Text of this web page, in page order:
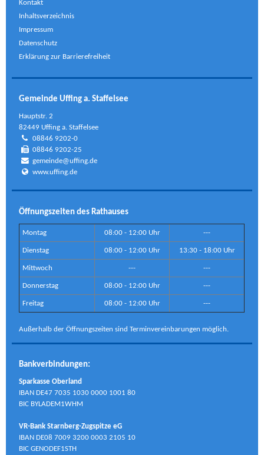
Kontakt
Inhaltsverzeichnis
Impressum
Datenschutz
Erklärung zur Barrierefreiheit
Gemeinde Uffing a. Staffelsee
Hauptstr. 2
82449 Uffing a. Staffelsee
08846 9202-0
08846 9202-25
gemeinde@uffing.de
www.uffing.de
Öffnungszeiten des Rathauses
Montag 08:00 - 12:00 Uhr ---
Dienstag 08:00 - 12:00 Uhr 13:30 - 18:00 Uhr
Mittwoch --- ---
Donnerstag 08:00 - 12:00 Uhr ---
Freitag 08:00 - 12:00 Uhr ---
Außerhalb der Öffnungszeiten sind Terminvereinbarungen möglich.
Bankverbindungen:
Sparkasse Oberland
IBAN DE47 7035 1030 0000 1001 80
BIC BYLADEM1WHM
VR-Bank Starnberg-Zugspitze eG
IBAN DE08 7009 3200 0003 2105 10
BIC GENODEF1STH